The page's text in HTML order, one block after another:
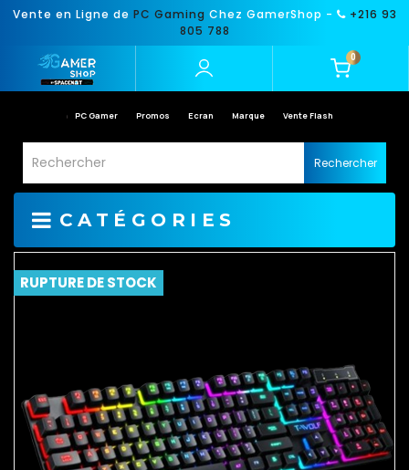
Vente en Ligne de PC Gaming Chez GamerShop -
+216 93
805 788
0
PC Gamer Promos Ecran Marque Vente Flash
Rechercher
CATÉGORIES
RUPTURE DE STOCK